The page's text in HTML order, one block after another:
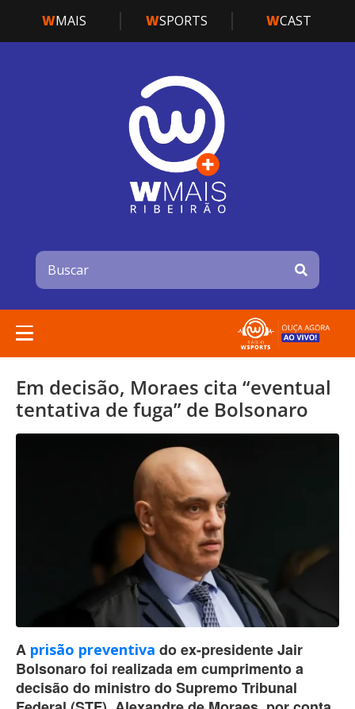
WMAIS WSPORTS WCAST
Em decisão, Moraes cita “eventual
tentativa de fuga” de Bolsonaro
A prisão preventiva do ex-presidente Jair
Bolsonaro foi realizada em cumprimento a
decisão do ministro do Supremo Tribunal